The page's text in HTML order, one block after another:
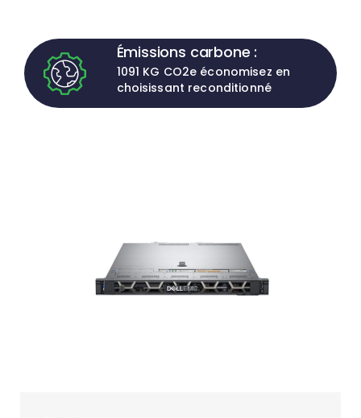
Émissions carbone :
1091 KG CO2e économisez en
choisissant reconditionné